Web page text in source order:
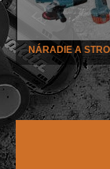
NÁRADIE A